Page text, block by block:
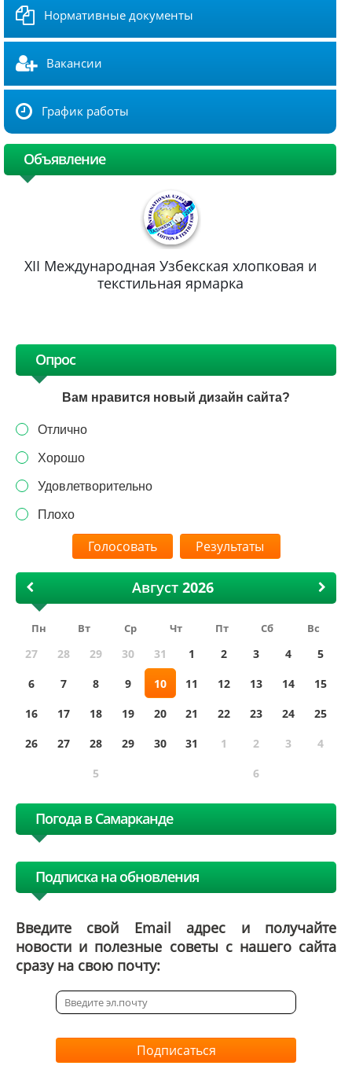
Нормативные документы
Вакансии
График работы
Объявление
XII Международная Узбекская хлопковая и
текстильная ярмарка
Опрос
Вам нравится новый дизайн сайта?
Отлично
Хорошо
Удовлетворительно
Плохо
Результаты
Август
Пн Вт Ср Чт Пт Сб Вс
27 28 29 30 31 1 2 3 4
5
6
7 8 9 10 11 12 13 14
15
16
17 18 19 20 21 22 23 24
25
26
27 28 29 30 31 1 2 3
4
5
6
Погода в Самарканде
Подписка на обновления
Введите свой Email адрес и получайте
новости и полезные советы с нашего сайта
сразу на свою почту:
Подписаться